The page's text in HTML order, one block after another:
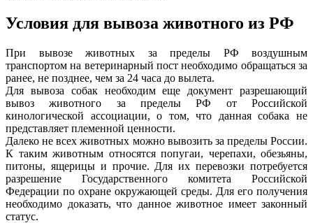
Условия для вывоза животного из РФ
При вывозе животных за пределы РФ воздушным
транспортом на ветеринарный пост необходимо обращаться за
ранее, не позднее, чем за 24 часа до вылета.
Для вывоза собак необходим еще документ разрешающий
вывоз животного за пределы РФ от Российской
кинологической ассоциации, о том, что данная собака не
представляет племенной ценности.
Далеко не всех животных можно вывозить за пределы России.
К таким животным относятся попугаи, черепахи, обезьяны,
питоны, ящерицы и прочие. Для их перевозки потребуется
разрешение Государственного комитета Российской
Федерации по охране окружающей среды. Для его получения
необходимо доказать, что данное животное имеет законный
статус.